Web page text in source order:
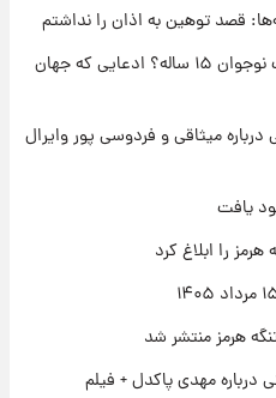
پنجشنبه ۱۵ مرداد ۱۴۰۵
قصد توهین به اذان را نداشتم
راز طول عمر انسان در دستان یک نوجوان ۱۵ ساله؟ ادعایی که جهان
میثاقی و فردوسی پور وایرال
یافت
هرمز منتشر شد
درباره مهدی پاکدل + فیلم